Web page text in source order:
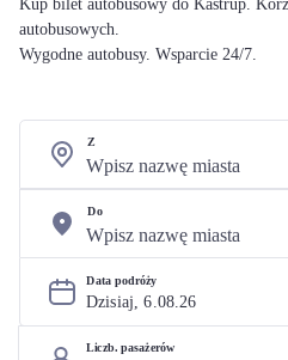
Kup bilet autobusowy do Kastrup.
autobusowych.
Wygodne autobusy. Wsparcie 24/7.
Z
Do
Data podróży
Dzisiaj, 6.08.26
Liczb. pasażerów